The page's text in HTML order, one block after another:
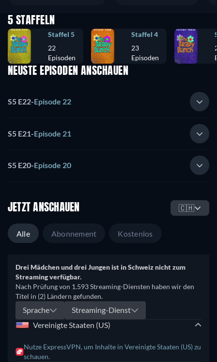
5 STAFFELN
Staffel 5
22
Episoden
Staffel 4
23
Episoden
NEUSTE EPISODEN ANSCHAUEN
S5 E22-Episode 22
S5 E21-Episode 21
S5 E20-Episode 20
JETZT ANSCHAUEN 🇨🇭
Alle Abonnement Kostenlos
Drei Mädchen und drei Jungen ist in Schweiz nicht zum
Streaming verfügbar.
Nach Prüfung von 1.593 Streaming-Diensten haben wir den
Titel in (2) Ländern gefunden.
Sprache
Streaming-Dienst
Vereinigte Staaten (US)
Nutze ExpressVPN, um Inhalte in Vereinigte Staaten (US) zu
schauen.